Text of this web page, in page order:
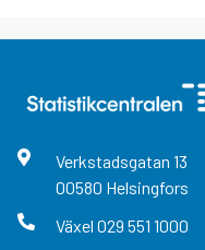
Verkstadsgatan 13
00580 Helsingfors
Växel 029 551 1000